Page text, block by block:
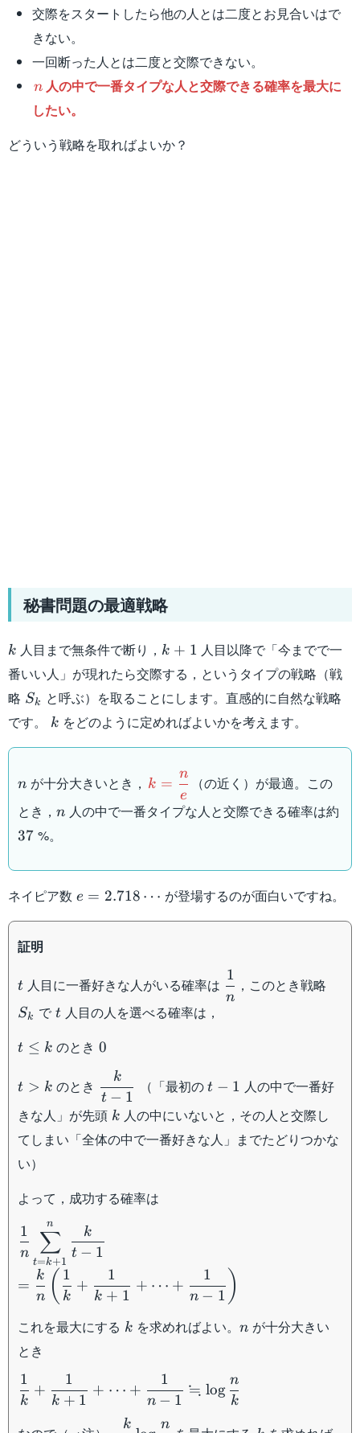
交際をスタートしたら他の人とは二度とお見合いはで
きない。
一回断った人とは二度と交際できない。
n
n 人の中で一番タイプな人と交際できる確率を最大に
したい。
どういう戦略を取ればよいか？
秘書問題の最適戦略
k
k 人目まで無条件で断り， k+1
k + 1 人目以降で「今までで一
番いい人」が現れたら交際する，というタイプの戦略（戦
略 S_k
Sk
と呼ぶ）を取ることにします。直感的に自然な戦略
です。 k
k をどのように定めればよいかを考えます。
n
n が十分大きいとき， k=\dfrac{n}
k =
e
n
（の近く）が最適。この
とき，n
n 人の中で一番タイプな人と交際できる確率は約
37
37 %。
ネイピア数 e=2.718\cdots
e = 2.718 ⋯ が登場するのが面白いですね。
証明
t
t 人目に一番好きな人がいる確率は \dfrac{1}
{n}
n
1
，このとき戦略
Sk で t
t人目の人を選べる確率は，
t\leq
t ≤ k のとき0
0
t>
k
t > k のとき
\dfrac{k}
{t-1}
t − 1
k
（「最初のt-
1
t − 1 人の中で一番好
きな人」が先頭 k
k 人の中にいないと，その人と交際し
てしまい「全体の中で一番好きな人」までたどりつかな
い）
よって，成功する確率は
\dfrac{1}
{n}\displaystyle\sum_{t=k+1}^{n}\dfrac{k}
{t-1}\\ =\dfrac{k}{n}\left(\dfrac{1}
{k}+\dfrac{1}{k+1}+\cdots +\dfrac{1}{n-
1}\right)
n
1
t=k+1
∑
n
t − 1
k
=
n
k ( k
1
+
k + 1
1
+ ⋯ +
n − 1
1 )
これを最大にする k
k を求めればよい。n
n が十分大きい
とき
\dfrac{1}
{k}+\dfrac{1}
k
1
+
k + 1
1
+ ⋯ +
n − 1
1
≒ log
k
n
\dfrac{k}
k n k